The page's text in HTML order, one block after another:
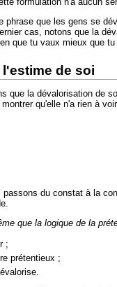
formulation n'a aucun
phrase que les gens se
cas, notons que la
que tu vaux mieux que tu
de soi
que la dévalorisation de
qu'elle n'a rien à
du constat à la
que la logique de la
;
prétentieux ;